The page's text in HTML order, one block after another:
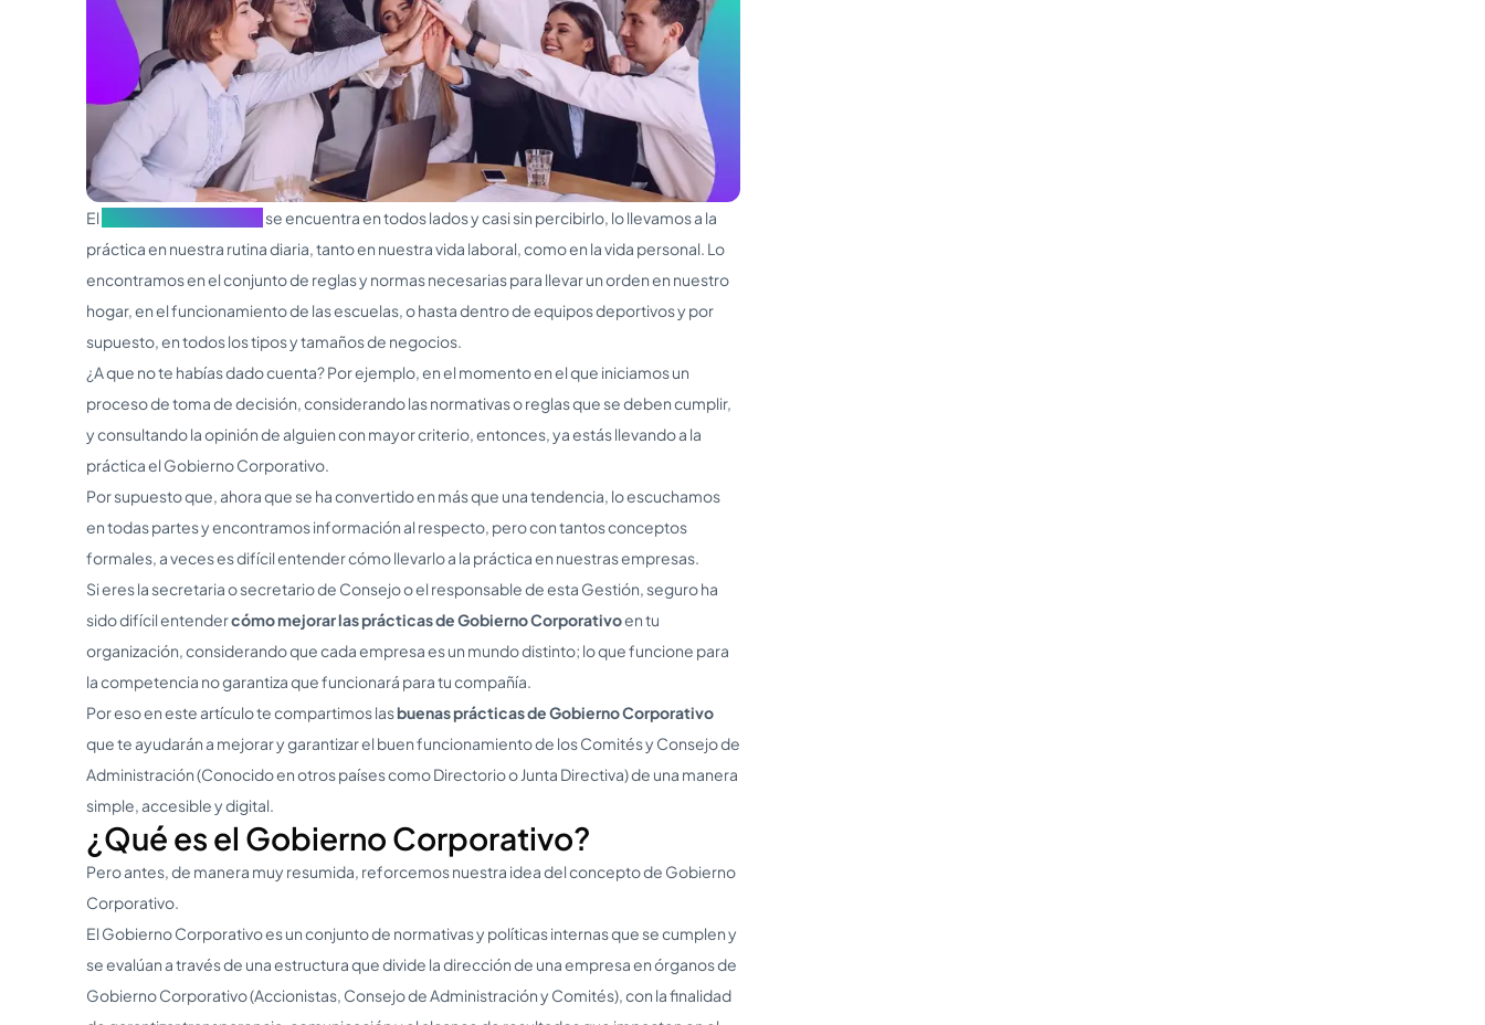
El
se encuentra en todos lados y casi sin percibirlo, lo llevamos a la
práctica en nuestra rutina diaria, tanto en nuestra vida laboral, como en la vida personal. Lo
encontramos en el conjunto de reglas y normas necesarias para llevar un orden en nuestro
hogar, en el funcionamiento de las escuelas, o hasta dentro de equipos deportivos y por
supuesto, en todos los tipos y tamaños de negocios.
¿A que no te habías dado cuenta? Por ejemplo, en el momento en el que iniciamos un
proceso de toma de decisión, considerando las normativas o reglas que se deben cumplir,
y consultando la opinión de alguien con mayor criterio, entonces, ya estás llevando a la
práctica el Gobierno Corporativo.
Por supuesto que, ahora que se ha convertido en más que una tendencia, lo escuchamos
en todas partes y encontramos información al respecto, pero con tantos conceptos
formales, a veces es difícil entender cómo llevarlo a la práctica en nuestras empresas.
Si eres la secretaria o secretario de Consejo o el responsable de esta Gestión, seguro ha
sido difícil entendercómo mejorar las prácticas de Gobierno Corporativoen tu
organización, considerando que cada empresa es un mundo distinto; lo que funcione para
la competencia no garantiza que funcionará para tu compañía.
Por eso en este artículo te compartimos lasbuenas prácticas de Gobierno Corporativo
que te ayudarán a mejorar y garantizar el buen funcionamiento de los Comités y Consejo de
Administración (Conocido en otros países como Directorio o Junta Directiva) de una manera
simple, accesible y digital.
¿Qué es el Gobierno Corporativo?
Pero antes, de manera muy resumida, reforcemos nuestra idea del concepto de Gobierno
Corporativo.
El Gobierno Corporativo es un conjunto de normativas y políticas internas que se cumplen y
se evalúan a través de una estructura que divide la dirección de una empresa en órganos de
Gobierno Corporativo (Accionistas, Consejo de Administración y Comités), con la finalidad